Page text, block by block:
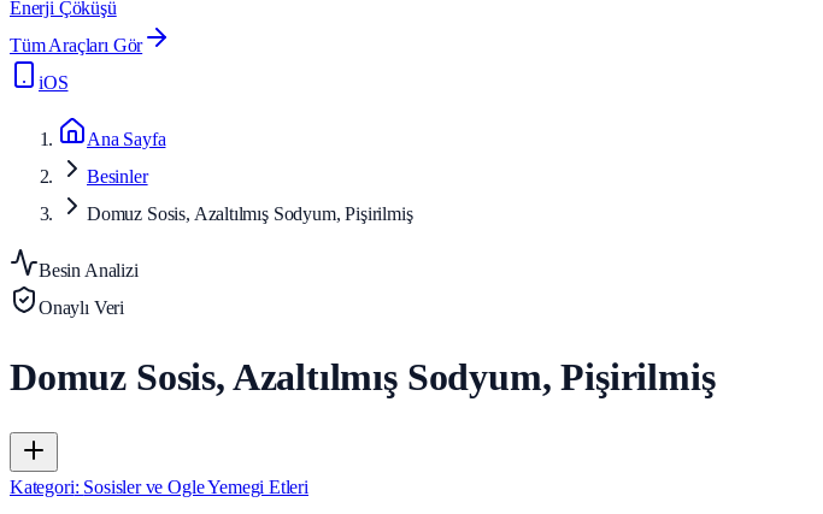
Enerji Çöküşü
Tüm Araçları Gör
iOS
Ana Sayfa
Besinler
Domuz Sosis, Azaltılmış Sodyum, Pişirilmiş
Besin Analizi
Onaylı Veri
Domuz Sosis, Azaltılmış Sodyum, Pişirilmiş
Kategori: Sosisler ve Ogle Yemegi Etleri